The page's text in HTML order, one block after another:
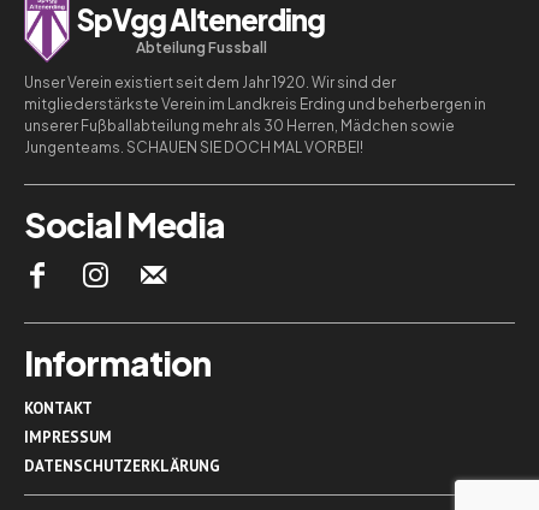
SpVgg Altenerding
Abteilung Fussball
Unser Verein existiert seit dem Jahr 1920. Wir sind der
mitgliederstärkste Verein im Landkreis Erding und beherbergen in
unserer Fußballabteilung mehr als 30 Herren, Mädchen sowie
Jungenteams. SCHAUEN SIE DOCH MAL VORBEI!
Social Media
Information
KONTAKT
IMPRESSUM
DATENSCHUTZERKLÄRUNG